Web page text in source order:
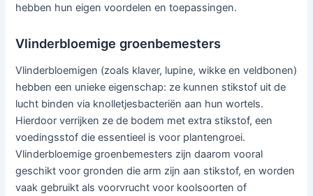
hebben hun eigen voordelen en toepassingen.
Vlinderbloemige groenbemesters
Vlinderbloemigen (zoals klaver, lupine, wikke en veldbonen)
hebben een unieke eigenschap: ze kunnen stikstof uit de
lucht binden via knolletjesbacteriën aan hun wortels.
Hierdoor verrijken ze de bodem met extra stikstof, een
voedingsstof die essentieel is voor plantengroei.
Vlinderbloemige groenbemesters zijn daarom vooral
geschikt voor gronden die arm zijn aan stikstof, en worden
vaak gebruikt als voorvrucht voor koolsoorten of